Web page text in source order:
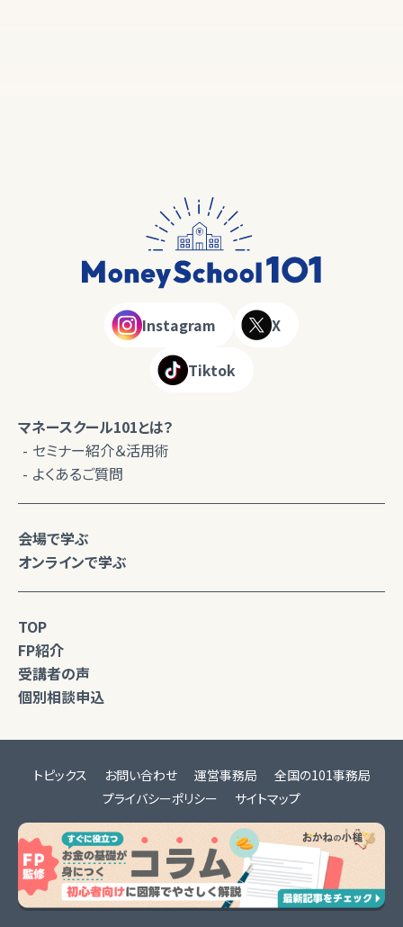
Instagram X
Tiktok
マネースクール101とは？
セミナー紹介＆活用術
よくあるご質問
会場で学ぶ
オンラインで学ぶ
TOP
FP紹介
受講者の声
個別相談申込
トピックス お問い合わせ 運営事務局
全国の101事務局
プライバシーポリシー
サイトマップ